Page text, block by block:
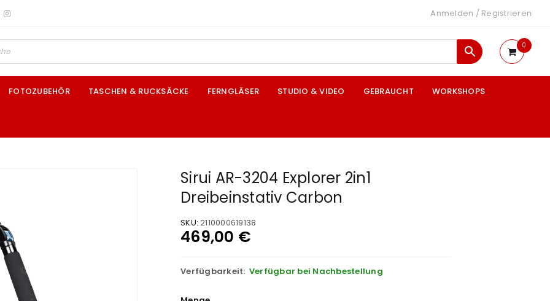
Anmelden / Registrieren
0
FOTOZUBEHÖR TASCHEN & RUCKSÄCKE FERNGLÄSER STUDIO & VIDEO GEBRAUCHT WORKSHOPS
Sirui AR-3204 Explorer 2in1
Dreibeinstativ Carbon
SKU: 2110000619138
469,00 €
Verfügbarkeit: Verfügbar bei Nachbestellung